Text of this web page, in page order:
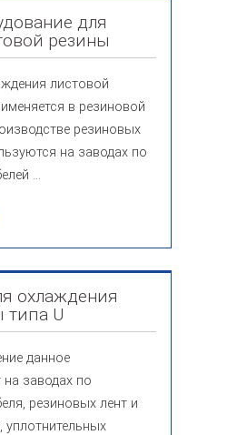
для
резины
листовой
в резиновой
резиновых
на заводах по
...
охлаждения
типа U
данное
на заводах по
резиновых лент и
уплотнительных